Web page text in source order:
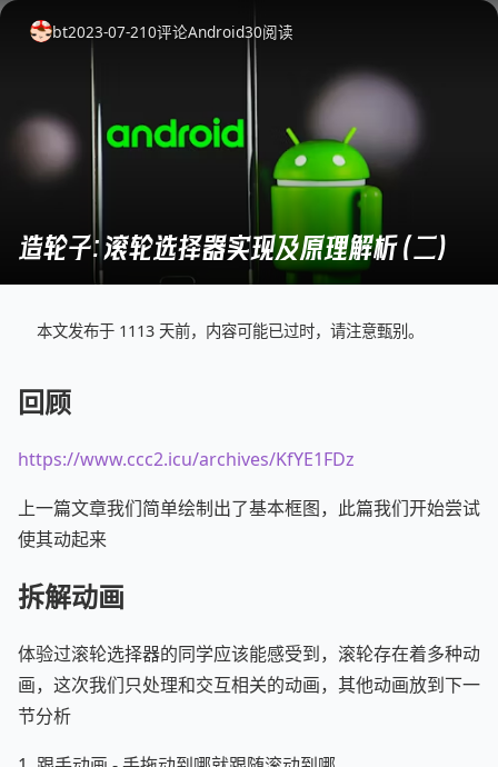
bt2023-07-210评论Android30阅读
造轮子：滚轮选择器实现及原理解析(二)
本文发布于 1113 天前，内容可能已过时，请注意甄别。
回顾
https://www.ccc2.icu/archives/KfYE1FDz
上一篇文章我们简单绘制出了基本框图，此篇我们开始尝试
使其动起来
拆解动画
体验过滚轮选择器的同学应该能感受到，滚轮存在着多种动
画，这次我们只处理和交互相关的动画，其他动画放到下一
节分析